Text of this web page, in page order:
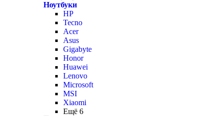
Ноутбуки
HP
Tecno
Acer
Asus
Gigabyte
Honor
Huawei
Lenovo
Microsoft
MSI
Xiaomi
Ещё 6